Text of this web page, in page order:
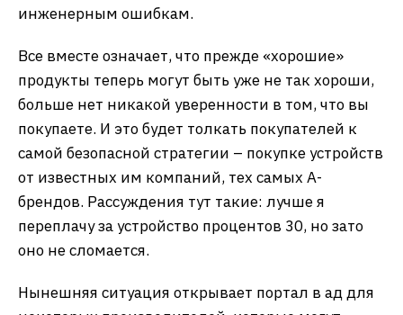
инженерным ошибкам.
Все вместе означает, что прежде «хорошие»
продукты теперь могут быть уже не так хороши,
больше нет никакой уверенности в том, что вы
покупаете. И это будет толкать покупателей к
самой безопасной стратегии – покупке устройств
от известных им компаний, тех самых А-
брендов. Рассуждения тут такие: лучше я
переплачу за устройство процентов 30, но зато
оно не сломается.
Нынешняя ситуация открывает портал в ад для